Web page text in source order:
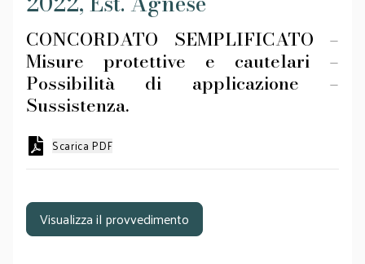
CONCORDATO SEMPLIFICATO –
Misure protettive e cautelari –
Possibilità di applicazione –
Sussistenza.
Scarica PDF
Visualizza il provvedimento